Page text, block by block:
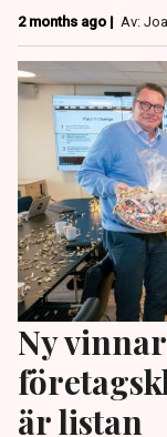
2 months ago | Av:
Ny
är listan